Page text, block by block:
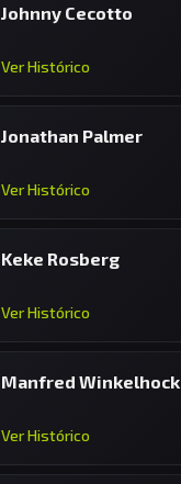
Johnny Cecotto
Ver Histórico
Jonathan Palmer
Ver Histórico
Keke Rosberg
Ver Histórico
Manfred Winkelhock
Ver Histórico